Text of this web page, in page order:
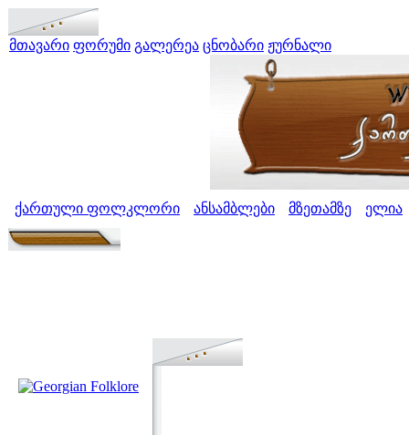
მთავარი ფორუმი გალერეა ცნობარი ჟურნალი
ქართული ფოლკლორი ანსამბლები მზეთამზე ელია